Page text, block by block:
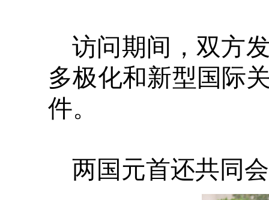
访问期间，双方
多极化和新型国际
件。
两国元首还共同